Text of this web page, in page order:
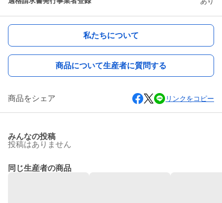
私たちについて
商品について生産者に質問する
商品をシェア リンクをコピー
みんなの投稿
投稿はありません
同じ生産者の商品